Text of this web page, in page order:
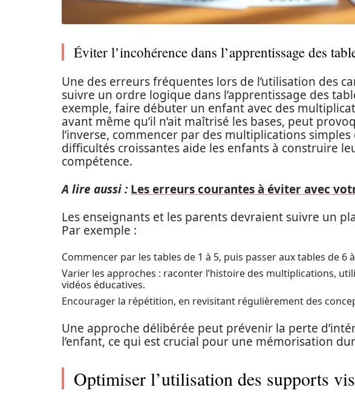
Éviter l’incohérence dans l’apprentissage des
Une des erreurs fréquentes lors de l’utilisation des
suivre un ordre logique dans l’apprentissage des
exemple, faire débuter un enfant avec des
avant même qu’il n’ait maîtrisé les bases, peut
l’inverse, commencer par des multiplications
difficultés croissantes aide les enfants à construire
compétence.
A lire aussi : Les erreurs courantes à éviter avec
Les enseignants et les parents devraient suivre un
Par exemple :
Commencer par les tables de 1 à 5, puis passer aux tables de 6
Varier les approches : raconter l’histoire des multiplications,
vidéos éducatives.
Encourager la répétition, en revisitant régulièrement des
Une approche délibérée peut prévenir la perte
l’enfant, ce qui est crucial pour une mémorisation
Optimiser l’utilisation des supports